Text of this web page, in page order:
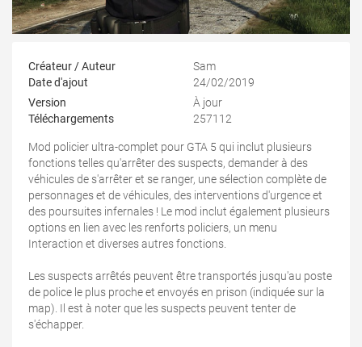
Créateur / Auteur
Sam
Date d'ajout
24/02/2019
Version
À jour
Téléchargements
257112
Mod policier ultra-complet pour GTA 5 qui inclut plusieurs
fonctions telles qu'arrêter des suspects, demander à des
véhicules de s'arrêter et se ranger, une sélection complète de
personnages et de véhicules, des interventions d'urgence et
des poursuites infernales ! Le mod inclut également plusieurs
options en lien avec les renforts policiers, un menu
Interaction et diverses autres fonctions.
Les suspects arrêtés peuvent être transportés jusqu'au poste
de police le plus proche et envoyés en prison (indiquée sur la
map). Il est à noter que les suspects peuvent tenter de
s'échapper.